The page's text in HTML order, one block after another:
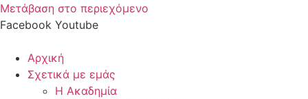
Μετάβαση στο περιεχόμενο
Facebook Youtube
Αρχική
Σχετικά με εμάς
Η Ακαδημία